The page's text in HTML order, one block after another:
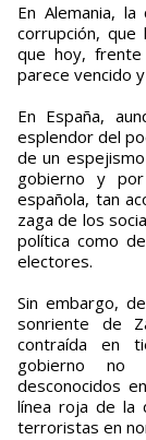
En Alemania,
corrupción, que
que hoy,
parece vencido
En España,
esplendor del
de un
gobierno y
española, tan
zaga de los
política como
electores.
Sin embargo,
sonriente de
contraída en
gobierno no
desconocidos
línea roja de la
terroristas en